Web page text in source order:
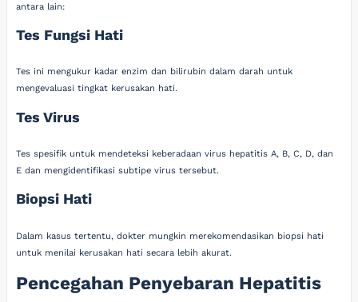
antara lain:
Tes Fungsi Hati
Tes ini mengukur kadar enzim dan bilirubin dalam darah untuk
mengevaluasi tingkat kerusakan hati.
Tes Virus
Tes spesifik untuk mendeteksi keberadaan virus hepatitis A, B, C, D, dan
E dan mengidentifikasi subtipe virus tersebut.
Biopsi Hati
Dalam kasus tertentu, dokter mungkin merekomendasikan biopsi hati
untuk menilai kerusakan hati secara lebih akurat.
Pencegahan Penyebaran Hepatitis